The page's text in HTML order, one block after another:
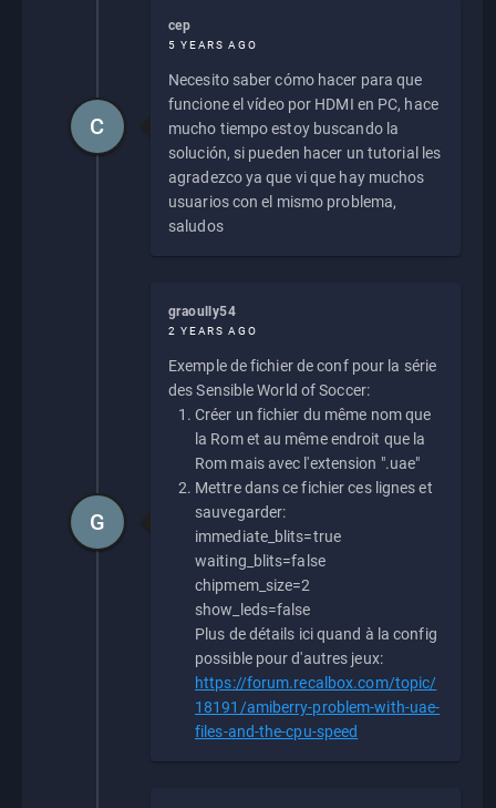
cep
5 YEARS AGO
Necesito saber cómo hacer para que
funcione el vídeo por HDMI en PC, hace
mucho tiempo estoy buscando la
solución, si pueden hacer un tutorial les
agradezco ya que vi que hay muchos
usuarios con el mismo problema,
saludos
C
graoully54
2 YEARS AGO
Exemple de fichier de conf pour la série
des Sensible World of Soccer:
Créer un fichier du même nom que
la Rom et au même endroit que la
Rom mais avec l'extension ".uae"
Mettre dans ce fichier ces lignes et
sauvegarder:
immediate_blits=true
waiting_blits=false
chipmem_size=2
show_leds=false
Plus de détails ici quand à la config
possible pour d'autres jeux:
https://forum.recalbox.com/topic/
18191/amiberry-problem-with-uae-
files-and-the-cpu-speed
G